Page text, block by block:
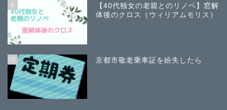
9
【40代独女の老親とのリノベ】窓解
体後のクロス（ウィリアムモリス）
10 京都市敬老乗車証を紛失したら